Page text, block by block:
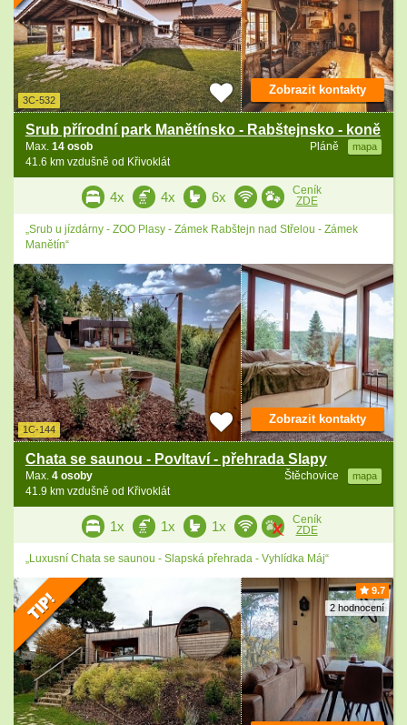
3C-532
Srub přírodní park Manětínsko - Rabštejnsko - koně
Pláně mapa
Max. 14 osob
41.6 km vzdušně od Křivoklát
Zobrazit kontakty
4x 4x 6x
Ceník
ZDE
„Srub u jízdárny - ZOO Plasy - Zámek Rabštejn nad Střelou - Zámek
Manětín“
1C-144
Chata se saunou - Povltaví - přehrada Slapy
Štěchovice mapa
Max. 4 osoby
41.9 km vzdušně od Křivoklát
Zobrazit kontakty
1x 1x 1x
Ceník
ZDE
„Luxusní Chata se saunou - Slapská přehrada - Vyhlídka Máj“
9.7
2 hodnocení